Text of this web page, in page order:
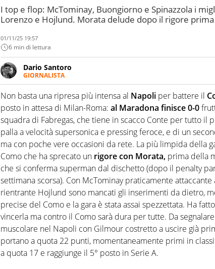
I top e flop: McTominay, Buongiorno e Spinazzola i
Lorenzo e Hojlund. Morata delude dopo il rigore
01/11/25 19:57
6 min di lettura
Dario Santoro
GIORNALISTA
Scrive, commenta, racconta lo sport in tutte le
modo di concentrarsi sulle interviste ai grandi
Non basta una ripresa più intensa al Napoli per battere il
posto in attesa di Milan-Roma: al Maradona finisce 0-0
squadra di Fabregas, che tiene in scacco Conte per tutto il
palla a velocità supersonica e pressing feroce, e di un
ma con poche vere occasioni da rete. La più limpida della
Como che ha sprecato un rigore con Morata, prima della
che si conferma superman dal dischetto (dopo il penalty
settimana scorsa). Con McTominay praticamente attaccante
rientrante Hojlund sono mancati gli inserimenti da dietro,
precise del Como e la gara è stata assai spezzettata. Ha
vincerla ma contro il Como sarà dura per tutte. Da
muscolare nel Napoli con Gilmour costretto a uscire già
portano a quota 22 punti, momentaneamente primi in
a quota 17 e raggiunge il 5° posto in Serie A.